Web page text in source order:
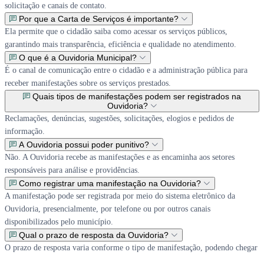
solicitação e canais de contato.
Por que a Carta de Serviços é importante?
Ela permite que o cidadão saiba como acessar os serviços públicos,
garantindo mais transparência, eficiência e qualidade no atendimento.
O que é a Ouvidoria Municipal?
É o canal de comunicação entre o cidadão e a administração pública para
receber manifestações sobre os serviços prestados.
Quais tipos de manifestações podem ser registrados na
Ouvidoria?
Reclamações, denúncias, sugestões, solicitações, elogios e pedidos de
informação.
A Ouvidoria possui poder punitivo?
Não. A Ouvidoria recebe as manifestações e as encaminha aos setores
responsáveis para análise e providências.
Como registrar uma manifestação na Ouvidoria?
A manifestação pode ser registrada por meio do sistema eletrônico da
Ouvidoria, presencialmente, por telefone ou por outros canais
disponibilizados pelo município.
Qual o prazo de resposta da Ouvidoria?
O prazo de resposta varia conforme o tipo de manifestação, podendo chegar